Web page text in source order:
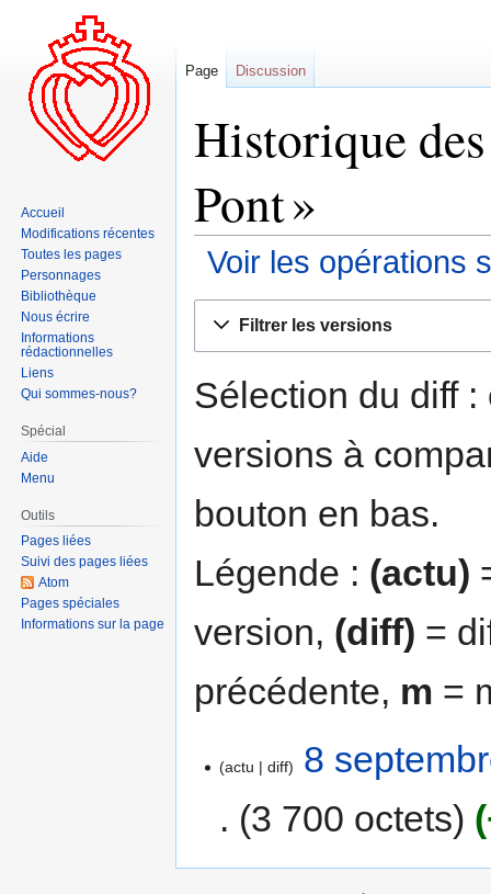
Historique
Pont »
Voir les opérations
navigation
recherche
Filtrer les versions
Sélection du diff
versions à
bouton en bas.
Légende : (actu)
version, (diff) =
précédente, m =
actu diff
8
3 700 octets
Page Discussion
Accueil
Modifications récentes
Toutes les pages
Personnages
Bibliothèque
Nous écrire
Informations
rédactionnelles
Liens
Qui sommes-nous?
Spécial
Aide
Menu
Outils
Pages liées
Suivi des pages liées
Atom
Pages spéciales
Informations sur la page